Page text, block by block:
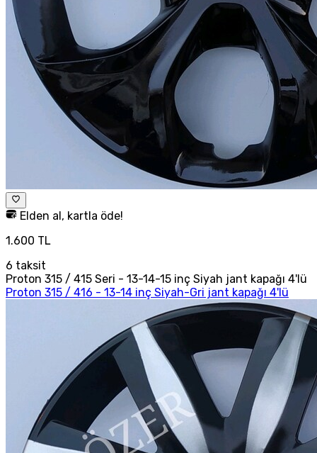
Elden al, kartla öde!
1.600 TL
6 taksit
Proton 315 / 415 Seri - 13-14-15 inç Siyah jant kapağı 4'lü
Proton 315 / 416 - 13-14 inç Siyah-Gri jant kapağı 4'lü